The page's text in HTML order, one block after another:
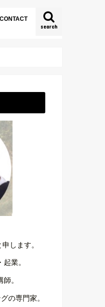
search
CONTACT
します。
業。
。
の専門家。